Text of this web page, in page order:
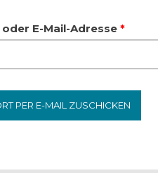
E-Mail-Adresse *